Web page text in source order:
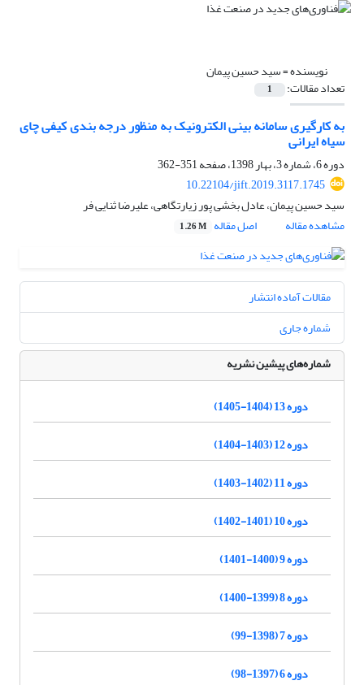
نویسنده =سید حسین پیمان
تعداد مقالات: 1
به کارگیری سامانه بینی الکترونیک به منظور درجه بندی کیفی چای
سیاه ایرانی
دوره 6، شماره 3، بهار 1398، صفحه
351-362
10.22104/jift.2019.3117.1745
سید حسین پیمان، عادل بخشی پور زیارتگاهی، علیرضا ثنایی فر
مشاهده مقاله
اصل مقاله 1.26 M
مقالات آماده انتشار
شماره جاری
شماره‌های پیشین نشریه
دوره 13 (1404-1405)
دوره 12 (1403-1404)
دوره 11 (1402-1403)
دوره 10 (1401-1402)
دوره 9 (1400-1401)
دوره 8 (1399-1400)
دوره 7 (1398-99)
دوره 6 (1397-98)